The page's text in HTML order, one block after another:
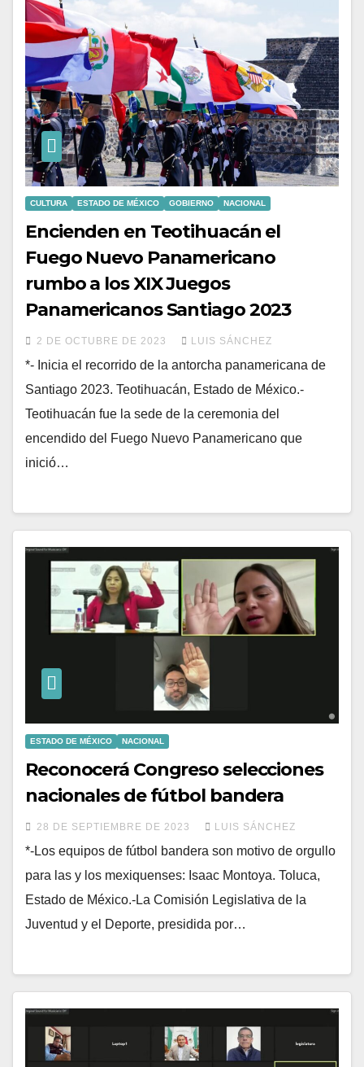
CULTURA ESTADO DE MÉXICO GOBIERNO NACIONAL
Encienden en Teotihuacán el
Fuego Nuevo Panamericano
rumbo a los XIX Juegos
Panamericanos Santiago 2023
2 DE OCTUBRE DE 2023 LUIS SÁNCHEZ
*- Inicia el recorrido de la antorcha panamericana de
Santiago 2023. Teotihuacán, Estado de México.-
Teotihuacán fue la sede de la ceremonia del
encendido del Fuego Nuevo Panamericano que
inició…
ESTADO DE MÉXICO NACIONAL
Reconocerá Congreso selecciones
nacionales de fútbol bandera
28 DE SEPTIEMBRE DE 2023 LUIS SÁNCHEZ
*-Los equipos de fútbol bandera son motivo de orgullo
para las y los mexiquenses: Isaac Montoya. Toluca,
Estado de México.-La Comisión Legislativa de la
Juventud y el Deporte, presidida por…